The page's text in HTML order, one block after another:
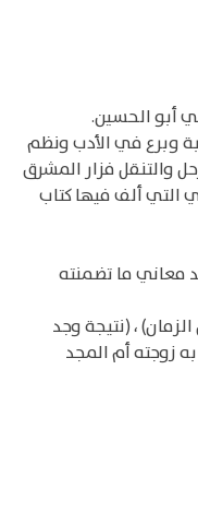
أبو الحسين.
وبرع في الأدب ونظم
والتنقل فزار المشرق
سنة 578-581هـ‍ وهي التي ألف فيها كتاب
معاني ما تضمنته
، (نتيجة وجد
زوجته أم المجد